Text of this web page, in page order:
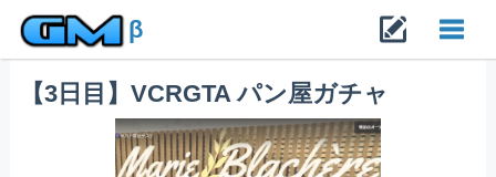
β
【3日目】VCRGTA パン屋ガチャ